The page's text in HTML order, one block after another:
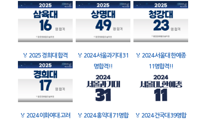
🏅 2025 경희대 합격 🏅 2024 서울과기대 31
명합격!!
🏅 2024 서울대 한예종
11명합격!!
🏅 2024 이화여대 고려
🏅 2024 홍익대 71명합
🏅 2024 건국대 39명합